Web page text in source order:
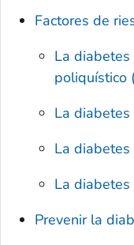
Factores de
La
poliquístico
La
La
La
Prevenir la